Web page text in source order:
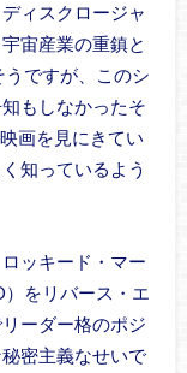
ィスクロージャ
宙産業の重鎮と
ですが、このシ
もしなかったそ
画を見にきてい
知っているよう
ッキード・マー
をリバース・エ
ーダー格のポジ
密主義なせいで